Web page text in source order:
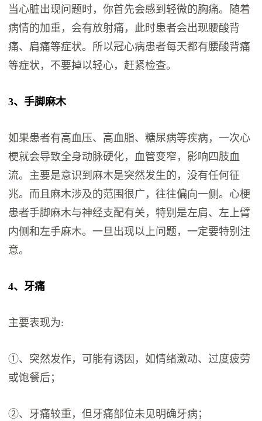
当心脏出现问题时，你首先会感到轻微的胸痛。随着
病情的加重，会有放射痛，此时患者会出现腰酸背
痛、肩痛等症状。所以冠心病患者每天都有腰酸背痛
等症状，不要掉以轻心，赶紧检查。
3、手脚麻木
如果患者有高血压、高血脂、糖尿病等疾病，一次心
梗就会导致全身动脉硬化，血管变窄，影响四肢血
流。主要是意识到麻木是突然发生的，没有任何征
兆。而且麻木涉及的范围很广，往往偏向一侧。心梗
患者手脚麻木与神经支配有关，特别是左肩、左上臂
内侧和左手麻木。一旦出现以上问题，一定要特别注
意。
4、牙痛
主要表现为:
①、突然发作，可能有诱因，如情绪激动、过度疲劳
或饱餐后；
②、牙痛较重，但牙痛部位未见明确牙病；